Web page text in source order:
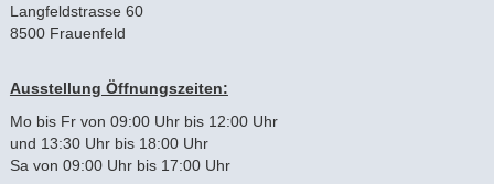
Langfeldstrasse 60
8500 Frauenfeld
Ausstellung Öffnungszeiten:
Mo bis Fr von 09:00 Uhr bis 12:00 Uhr
und 13:30 Uhr bis 18:00 Uhr
Sa von 09:00 Uhr bis 17:00 Uhr